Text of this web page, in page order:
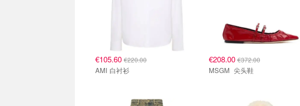
€105.60 €220.00
AMI 白衬衫
€208.00€372.00
MSGM 尖头鞋